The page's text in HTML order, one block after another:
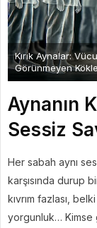
Kırık Aynalar:
Görünmeyen
Aynanın
Sessiz
Her sabah aynı
karşısında durup
kıvrım fazlası,
yorgunluk… Kimse